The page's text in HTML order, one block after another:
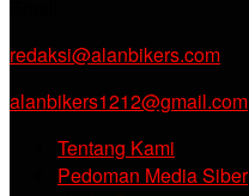
redaksi@alanbikers.com
alanbikers1212@gmail.com
Tentang Kami
Pedoman Media Siber